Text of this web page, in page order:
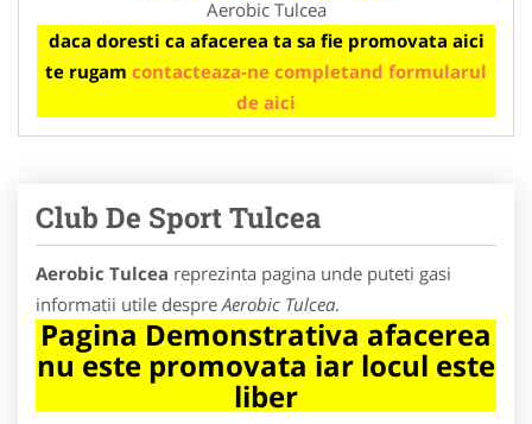
Aerobic Tulcea
daca doresti ca afacerea ta sa fie promovata aici
te rugam contacteaza-ne completand formularul
de aici
Club De Sport Tulcea
Aerobic Tulcea reprezinta pagina unde puteti gasi
informatii utile despre Aerobic Tulcea.
Pagina Demonstrativa afacerea
nu este promovata iar locul este
liber